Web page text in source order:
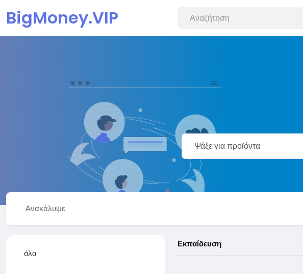
BigMoney.VIP
Ανακάλυψε
όλα
Εκπαίδευση